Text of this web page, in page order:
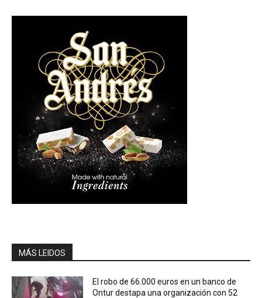
MÁS LEIDOS
El robo de 66.000 euros en un banco de
Ontur destapa una organización con 52